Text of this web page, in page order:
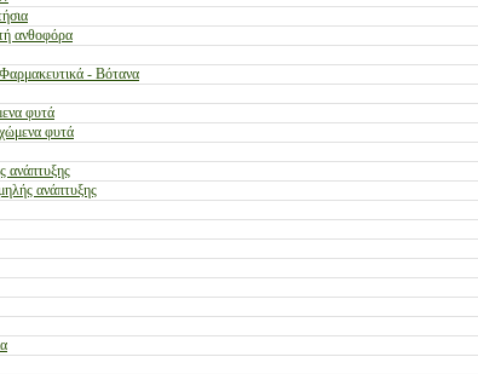
ανθοφόρα
- Βότανα
φυτά
φυτά
ανάπτυξης
ανάπτυξης